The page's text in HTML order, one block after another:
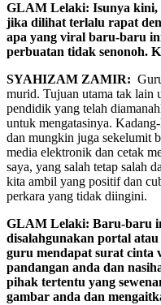
GLAM Lelaki: Isunya kini,
jika dilihat terlalu rapat
apa yang viral baru-baru
perbuatan tidak senonoh.
SYAHIZAM ZAMIR:
murid. Tujuan utama tak lain
pendidik yang telah
untuk mengatasinya.
dan mungkin juga sekelumit
media elektronik dan cetak
saya, yang salah tetap salah
kita ambil yang positif dan
perkara yang tidak diingini.
GLAM Lelaki: Baru-baru
disalahgunakan portal
guru mendapat surat cinta
pandangan anda dan
pihak tertentu yang
gambar anda dan